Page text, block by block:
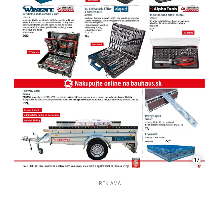
17
REKLAMA